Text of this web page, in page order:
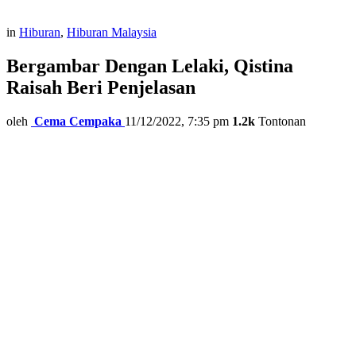
in Hiburan, Hiburan Malaysia
Bergambar Dengan Lelaki, Qistina
Raisah Beri Penjelasan
oleh Cema Cempaka 11/12/2022, 7:35 pm 1.2k Tontonan